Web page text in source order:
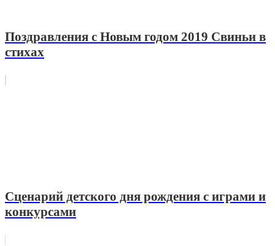
Поздравления с Новым годом 2019 Свиньи в
стихах
Сценарий детского дня рождения с играми и
конкурсами